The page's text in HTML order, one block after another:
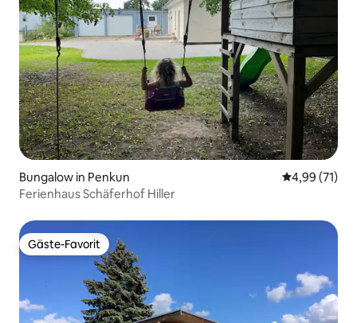
Bungalow in Penkun
4,99 (71)
Ferienhaus Schäferhof Hiller
Gäste-Favorit
Gäste-Favorit